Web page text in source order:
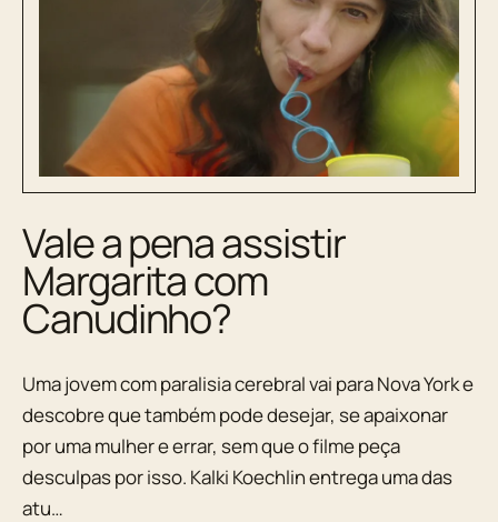
Vale a pena assistir
Margarita com
Canudinho?
Uma jovem com paralisia cerebral vai para Nova York e
descobre que também pode desejar, se apaixonar
por uma mulher e errar, sem que o filme peça
desculpas por isso. Kalki Koechlin entrega uma das
atu…